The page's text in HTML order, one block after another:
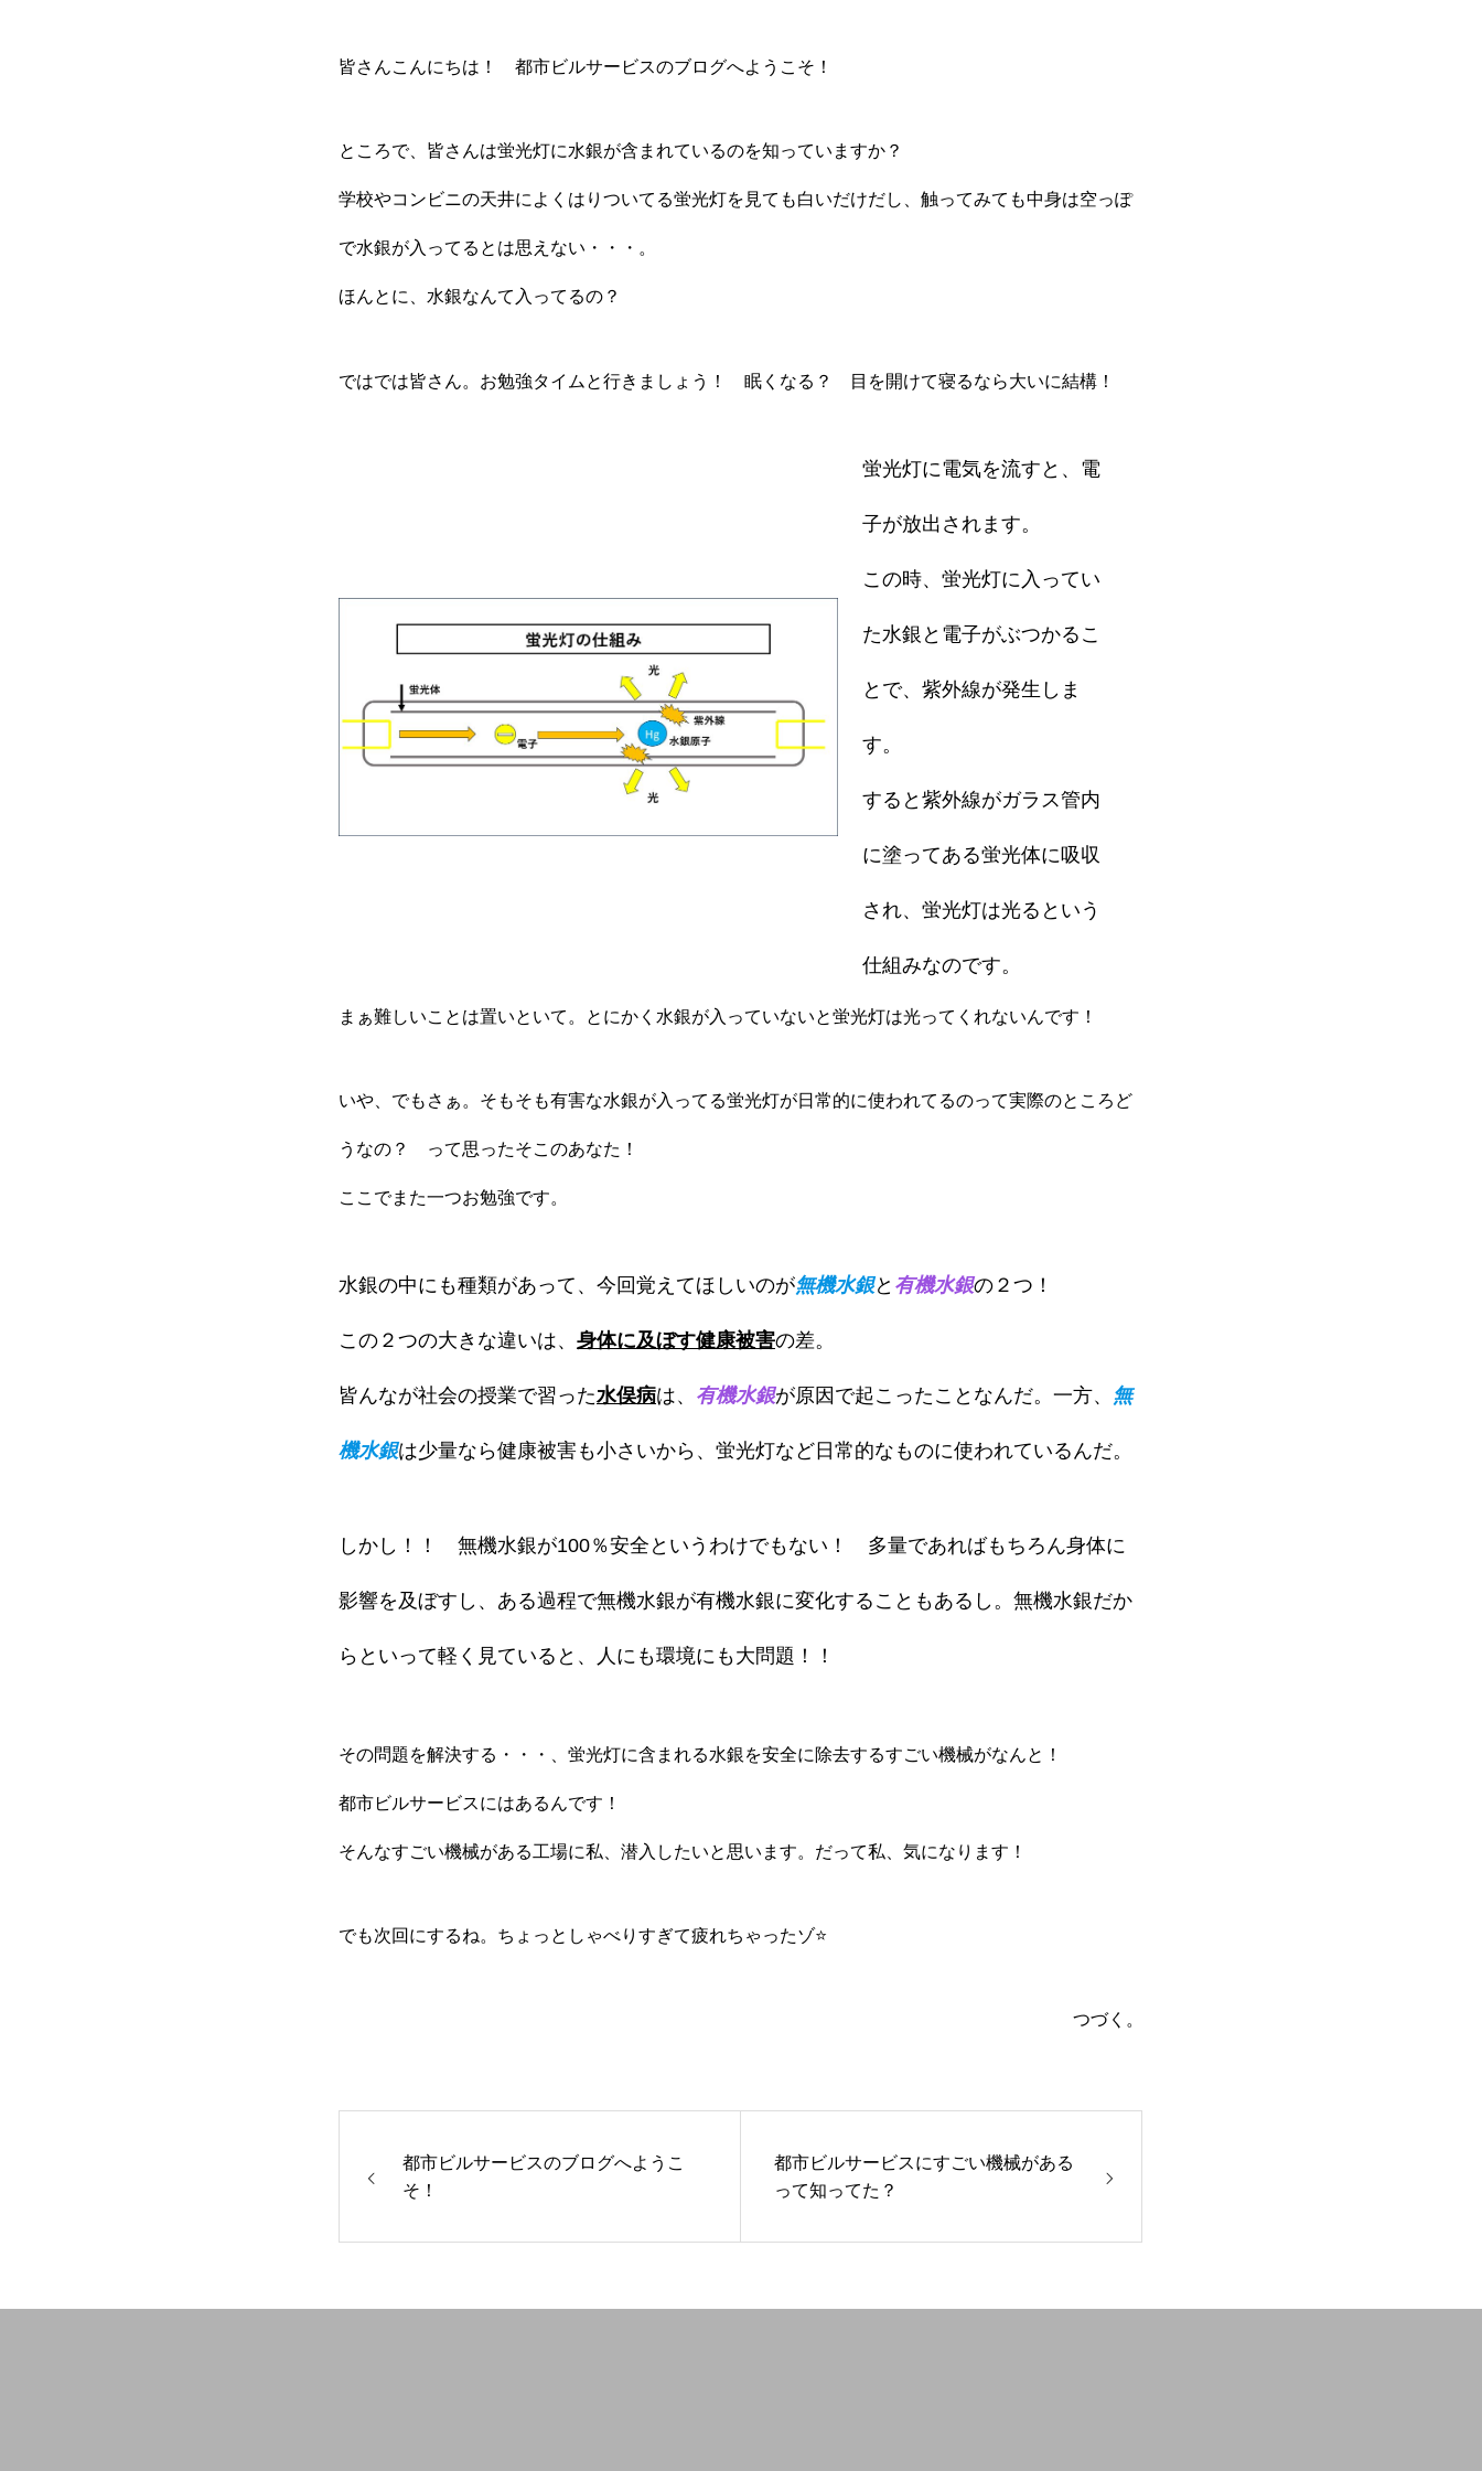
皆さんこんにちは！ 都市ビルサービスのブログへようこそ！
ところで、皆さんは蛍光灯に水銀が含まれているのを知っていますか？
学校やコンビニの天井によくはりついてる蛍光灯を見ても白いだけだし、触ってみても中身は空っぽ
で水銀が入ってるとは思えない・・・。
ほんとに、水銀なんて入ってるの？
ではでは皆さん。お勉強タイムと行きましょう！ 眠くなる？ 目を開けて寝るなら大いに結構！
蛍光灯に電気を流すと、電
子が放出されます。
この時、蛍光灯に入ってい
た水銀と電子がぶつかるこ
とで、紫外線が発生しま
す。
すると紫外線がガラス管内
に塗ってある蛍光体に吸収
され、蛍光灯は光るという
仕組みなのです。
まぁ難しいことは置いといて。とにかく水銀が入っていないと蛍光灯は光ってくれないんです！
いや、でもさぁ。そもそも有害な水銀が入ってる蛍光灯が日常的に使われてるのって実際のところど
うなの？ って思ったそこのあなた！
ここでまた一つお勉強です。
水銀の中にも種類があって、今回覚えてほしいのが無機水銀と 有機水銀の２つ！
この２つの大きな違いは、 身体に及ぼす健康被害の差。
皆んなが社会の授業で習った水俣病は、 有機水銀が原因で起こったことなんだ。一方、 無
機水銀は少量なら健康被害も小さいから、蛍光灯など日常的なものに使われているんだ。
しかし！！ 無機水銀が100％安全というわけでもない！ 多量であればもちろん身体に
影響を及ぼすし、ある過程で無機水銀が有機水銀に変化することもあるし。無機水銀だか
らといって軽く見ていると、人にも環境にも大問題！！
その問題を解決する・・・、蛍光灯に含まれる水銀を安全に除去するすごい機械がなんと！
都市ビルサービスにはあるんです！
そんなすごい機械がある工場に私、潜入したいと思います。だって私、気になります！
でも次回にするね。ちょっとしゃべりすぎて疲れちゃったゾ⭐
つづく。
都市ビルサービスのブログへようこ
そ！
都市ビルサービスにすごい機械がある
って知ってた？